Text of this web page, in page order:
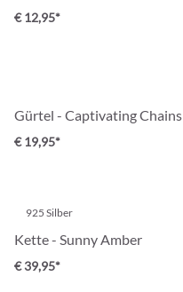
€ 12,95*
Gürtel - Captivating Chains
€ 19,95*
925 Silber
Kette - Sunny Amber
€ 39,95*